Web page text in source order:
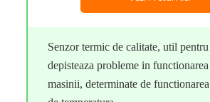
Senzor termic de calitate, util
depisteaza probleme in
masinii, determinate de